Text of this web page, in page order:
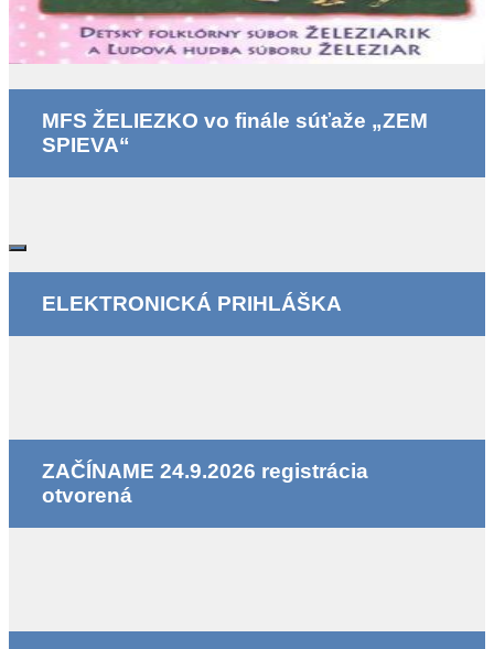
MFS ŽELIEZKO vo finále súťaže „ZEM
SPIEVA“
ELEKTRONICKÁ PRIHLÁŠKA
ZAČÍNAME 24.9.2026 registrácia
otvorená